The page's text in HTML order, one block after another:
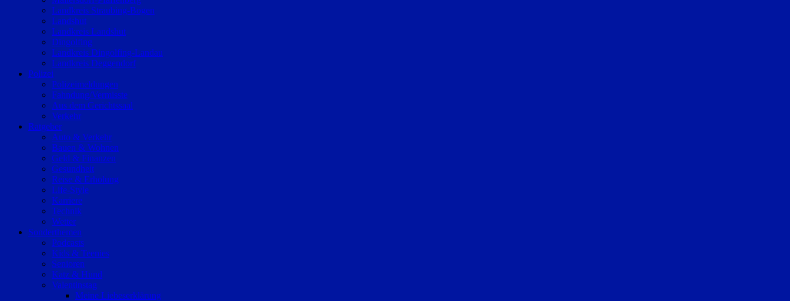
Landkreis Straubing-Bogen
Landshut
Landkreis Landshut
Dingolfing
Landkreis Dingolfing-Landau
Landkreis Deggendorf
Polizei
Polizeimeldungen
Fahndung/Vermisste
Aus dem Gerichtssaal
Verkehr
Ratgeber
Auto & Verkehr
Bauen & Wohnen
Geld & Finanzen
Gesundheit
Reise & Erholung
Life-Style
Karriere
Technik
Wetter
Sonderthemen
Podcasts
Kids & Teenies
Senioren
Katz & Hund
Valentinstag
Meine Liebeserklärung